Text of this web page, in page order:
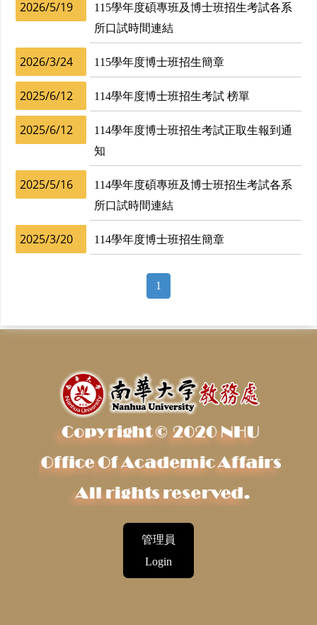
2026/5/19
115學年度碩專班及博士班招生考試各系
所口試時間連結
2026/3/24 115學年度博士班招生簡章
2025/6/12 114學年度博士班招生考試 榜單
2025/6/12
114學年度博士班招生考試正取生報到通
知
2025/5/16
114學年度碩專班及博士班招生考試各系
所口試時間連結
2025/3/20 114學年度博士班招生簡章
1
管理員
Login